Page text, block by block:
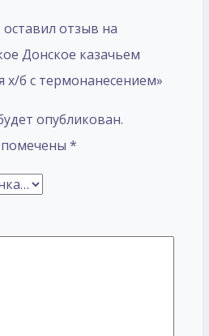
отзыв на
Донское казачьем
х/б с термонанесением»
опубликован.
*